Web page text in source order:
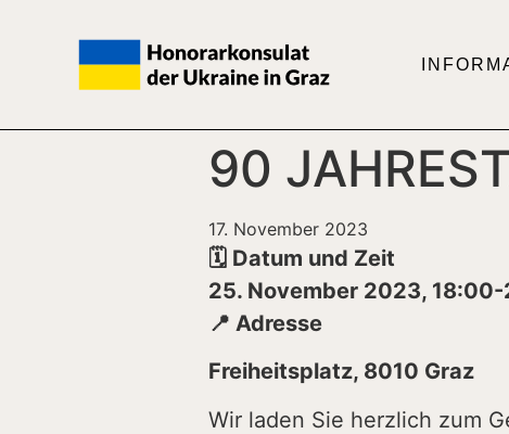
90
17. November 2023
🗓️ Datum und Zeit
25. November 2023,
📍 Adresse
Freiheitsplatz, 8010 Graz
Wir laden Sie herzlich zum